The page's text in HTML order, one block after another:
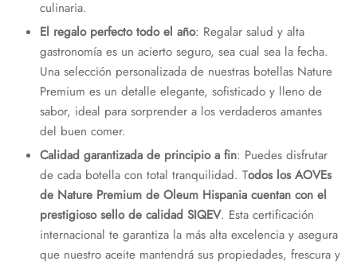
culinaria.
El regalo perfecto todo el año: Regalar salud y alta
gastronomía es un acierto seguro, sea cual sea la fecha.
Una selección personalizada de nuestras botellas Nature
Premium es un detalle elegante, sofisticado y lleno de
sabor, ideal para sorprender a los verdaderos amantes
del buen comer.
Calidad garantizada de principio a fin: Puedes disfrutar
de cada botella con total tranquilidad. Todos los AOVEs
de Nature Premium de Oleum Hispania cuentan con el
prestigioso sello de calidad SIQEV. Esta certificación
internacional te garantiza la más alta excelencia y asegura
que nuestro aceite mantendrá sus propiedades, frescura y